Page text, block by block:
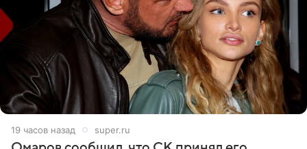
19 часов назад super.ru